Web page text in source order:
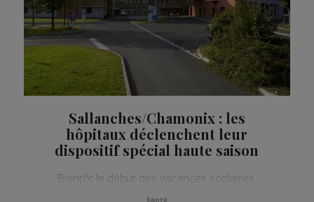
Sallanches/Chamonix : les
hôpitaux déclenchent leur
dispositif spécial haute saison
Bientôt le début des vacances scolaires.
Santé